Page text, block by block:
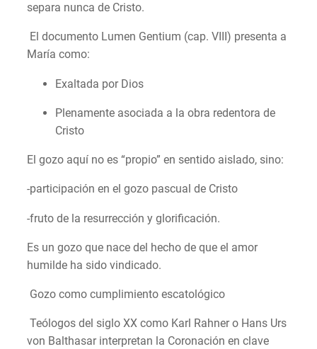
separa nunca de Cristo.
El documento Lumen Gentium (cap. VIII) presenta a
María como:
Exaltada por Dios
Plenamente asociada a la obra redentora de
Cristo
El gozo aquí no es “propio” en sentido aislado, sino:
-participación en el gozo pascual de Cristo
-fruto de la resurrección y glorificación.
Es un gozo que nace del hecho de que el amor
humilde ha sido vindicado.
Gozo como cumplimiento escatológico
Teólogos del siglo XX como Karl Rahner o Hans Urs
von Balthasar interpretan la Coronación en clave